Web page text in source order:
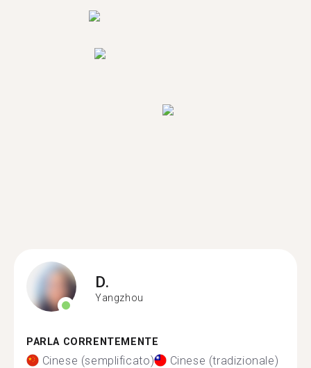
D.
Yangzhou
PARLA CORRENTEMENTE
Cinese (semplificato) Cinese (tradizionale)